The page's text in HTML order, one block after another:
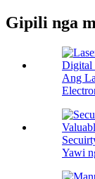
Gipili nga
Ang
Yawi